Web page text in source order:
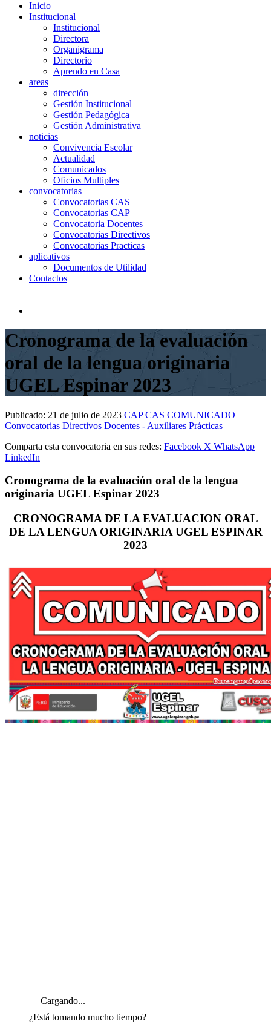
Inicio
Institucional
Institucional
Directora
Organigrama
Directorio
Aprendo en Casa
areas
dirección
Gestión Institucional
Gestión Pedagógica
Gestión Administrativa
noticias
Convivencia Escolar
Actualidad
Comunicados
Oficios Multiples
convocatorias
Convocatorias CAS
Convocatorias CAP
Convocatoria Docentes
Convocatorias Directivos
Convocatorias Practicas
aplicativos
Documentos de Utilidad
Contactos
Cronograma de la evaluación
oral de la lengua originaria
UGEL Espinar 2023
Publicado: 21 de julio de 2023 CAP CAS COMUNICADO
Convocatorias Directivos Docentes - Auxiliares Prácticas
Comparta esta convocatoria en sus redes: Facebook X WhatsApp
LinkedIn
Cronograma de la evaluación oral de la lengua
originaria UGEL Espinar 2023
CRONOGRAMA DE LA EVALUACION ORAL
DE LA LENGUA ORIGINARIA UGEL ESPINAR
2023
Cargando...
¿Está tomando mucho tiempo?